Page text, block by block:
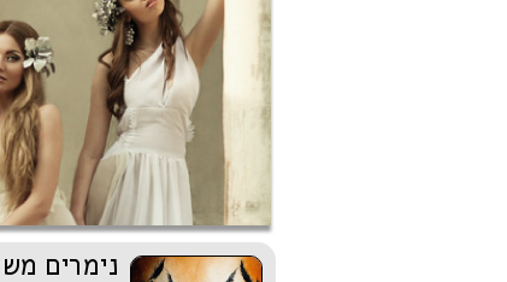
לו הייתי אפרודיטי
נימרים